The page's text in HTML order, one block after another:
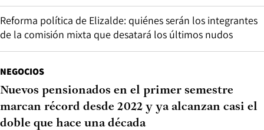
Reforma política de Elizalde: quiénes serán los integrantes
de la comisión mixta que desatará los últimos nudos
NEGOCIOS
Nuevos pensionados en el primer semestre
marcan récord desde 2022 y ya alcanzan casi el
doble que hace una década